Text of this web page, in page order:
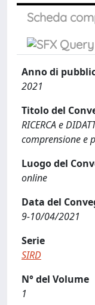
Scheda
Anno di
2021
Titolo del
RICERCA e
comprensione e
Luogo del
online
Data del
9-10/04/2021
Serie
SIRD
N° del Volume
1